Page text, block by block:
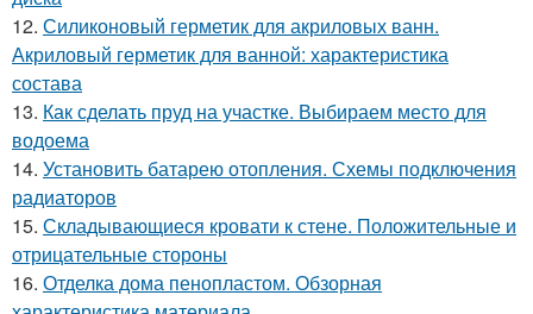
12. Силиконовый герметик для акриловых ванн.
Акриловый герметик для ванной: характеристика
состава
13. Как сделать пруд на участке. Выбираем место для
водоема
14. Установить батарею отопления. Схемы подключения
радиаторов
15. Складывающиеся кровати к стене. Положительные и
отрицательные стороны
16. Отделка дома пенопластом. Обзорная